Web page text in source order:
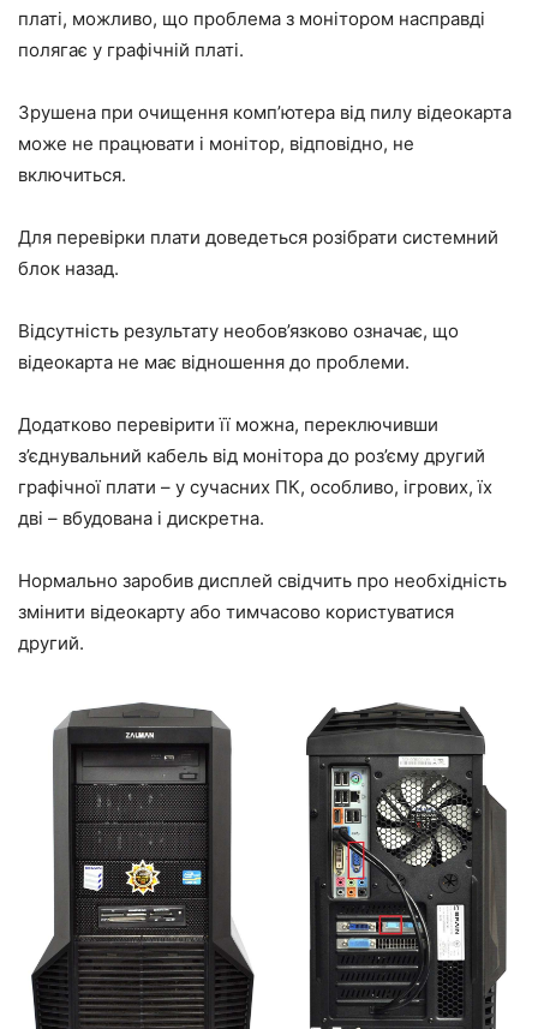
платі, можливо, що проблема з монітором насправді
полягає у графічній платі.
Зрушена при очищення комп’ютера від пилу відеокарта
може не працювати і монітор, відповідно, не
включиться.
Для перевірки плати доведеться розібрати системний
блок назад.
Відсутність результату необов’язково означає, що
відеокарта не має відношення до проблеми.
Додатково перевірити її можна, переключивши
з’єднувальний кабель від монітора до роз’єму другий
графічної плати – у сучасних ПК, особливо, ігрових, їх
дві – вбудована і дискретна.
Нормально заробив дисплей свідчить про необхідність
змінити відеокарту або тимчасово користуватися
другий.